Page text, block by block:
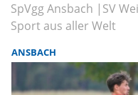
SpVgg Ansbach SV
Sport aus aller Welt
ANSBACH